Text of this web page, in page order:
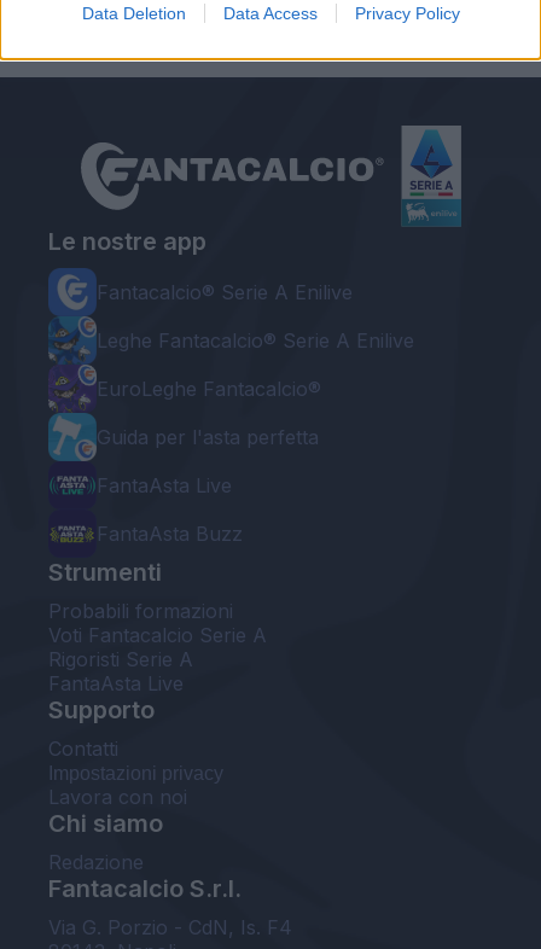
Data Deletion Data Access Privacy Policy
Le nostre app
Fantacalcio® Serie A Enilive
Leghe Fantacalcio® Serie A Enilive
EuroLeghe Fantacalcio®
Guida per l'asta perfetta
FantaAsta Live
FantaAsta Buzz
Strumenti
Probabili formazioni
Voti Fantacalcio Serie A
Rigoristi Serie A
FantaAsta Live
Supporto
Contatti
Impostazioni privacy
Lavora con noi
Chi siamo
Redazione
Fantacalcio S.r.l.
Via G. Porzio - CdN, Is. F4